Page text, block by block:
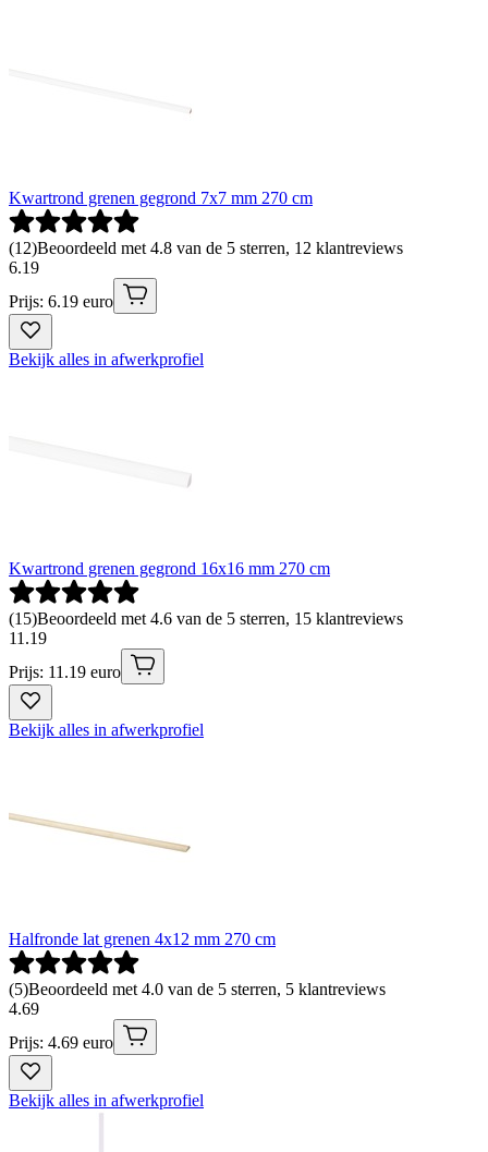
Kwartrond grenen gegrond 7x7 mm 270 cm
(12)Beoordeeld met 4.8 van de 5 sterren, 12 klantreviews
6.19
Prijs: 6.19 euro
Bekijk alles in afwerkprofiel
Kwartrond grenen gegrond 16x16 mm 270 cm
(15)Beoordeeld met 4.6 van de 5 sterren, 15 klantreviews
11 .19
Prijs: 11.19 euro
Bekijk alles in afwerkprofiel
Halfronde lat grenen 4x12 mm 270 cm
(5)Beoordeeld met 4.0 van de 5 sterren, 5 klantreviews
4.69
Prijs: 4.69 euro
Bekijk alles in afwerkprofiel